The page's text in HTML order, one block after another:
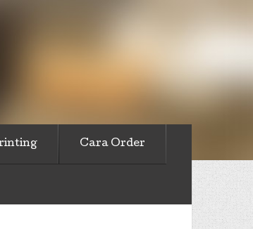
Cara Order